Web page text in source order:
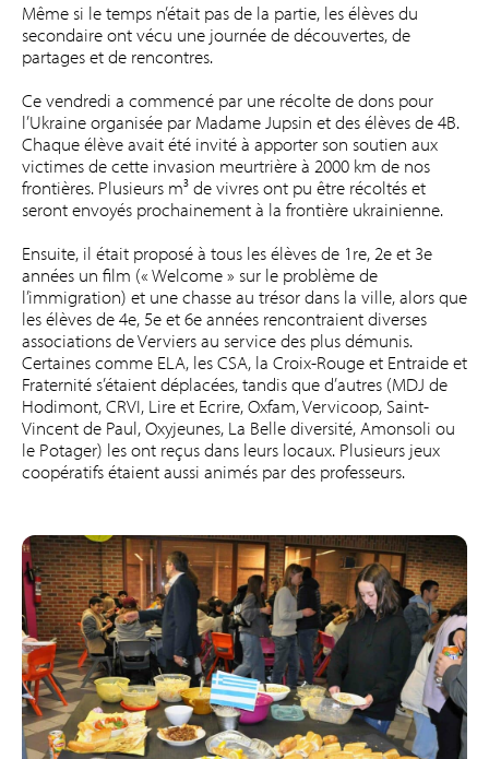
Même si le temps n’était pas de la partie, les élèves du
secondaire ont vécu une journée de découvertes, de
partages et de rencontres.
Ce vendredi a commencé par une récolte de dons pour
l’Ukraine organisée par Madame Jupsin et des élèves de 4B.
Chaque élève avait été invité à apporter son soutien aux
victimes de cette invasion meurtrière à 2000 km de nos
frontières. Plusieurs m³ de vivres ont pu être récoltés et
seront envoyés prochainement à la frontière ukrainienne.
Ensuite, il était proposé à tous les élèves de 1re, 2e et 3e
années un film (« Welcome » sur le problème de
l’immigration) et une chasse au trésor dans la ville, alors que
les élèves de 4e, 5e et 6e années rencontraient diverses
associations de Verviers au service des plus démunis.
Certaines comme ELA, les CSA, la Croix-Rouge et Entraide et
Fraternité s’étaient déplacées, tandis que d’autres (MDJ de
Hodimont, CRVI, Lire et Ecrire, Oxfam, Vervicoop, Saint-
Vincent de Paul, Oxyjeunes, La Belle diversité, Amonsoli ou
le Potager) les ont reçus dans leurs locaux. Plusieurs jeux
coopératifs étaient aussi animés par des professeurs.